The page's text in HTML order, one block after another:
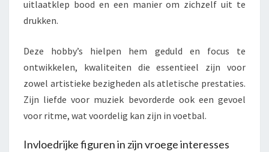
uitlaatklep bood en een manier om zichzelf uit te
drukken.
Deze hobby’s hielpen hem geduld en focus te
ontwikkelen, kwaliteiten die essentieel zijn voor
zowel artistieke bezigheden als atletische prestaties.
Zijn liefde voor muziek bevorderde ook een gevoel
voor ritme, wat voordelig kan zijn in voetbal.
Invloedrijke figuren in zijn vroege interesses